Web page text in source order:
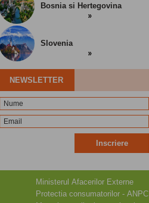
Bosnia si Hertegovina
Slovenia
NEWSLETTER
Inscriere
Ministerul Afacerilor Externe
Protectia consumatorilor - ANPC